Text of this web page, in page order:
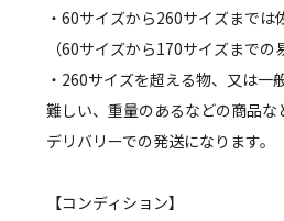
・60サイズから260サイズまでは
（60サイズから170サイズまでの
・260サイズを超える物、又は一
難しい、重量のあるなどの商品な
デリバリーでの発送になります。
【コンディション】